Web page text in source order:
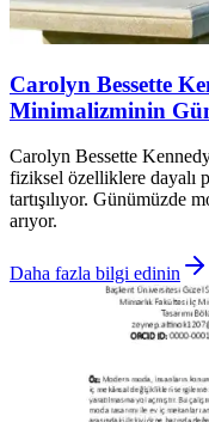
Carolyn Bessette
Minimalizminin
Carolyn Bessette
fiziksel özelliklere dayalı
tartışılıyor. Günümüzde
arıyor.
Daha fazla bilgi edinin